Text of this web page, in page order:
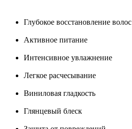
Глубокое восстановление волос
Активное питание
Интенсивное увлажнение
Легкое расчесывание
Виниловая гладкость
Глянцевый блеск